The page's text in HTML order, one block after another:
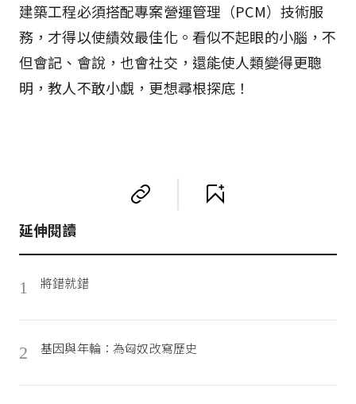
建築工程必須搭配專案營運管理（PCM）技術服
務，才得以使績效最佳化。看似不起眼的小腦，不
但會記、會說，也會社交，還能使人類變得更聰
明，教人不敢小覷，更想尋根探底！
延伸閱讀
1 將錯就錯
2 基因與年輪：為匈奴改寫歷史